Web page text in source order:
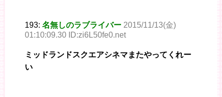
193: 名無しのラブライバー 2015/11/13(金)
01:10:09.30 ID:zi6L50fe0.net
ミッドランドスクエアシネマまたやってくれー
い